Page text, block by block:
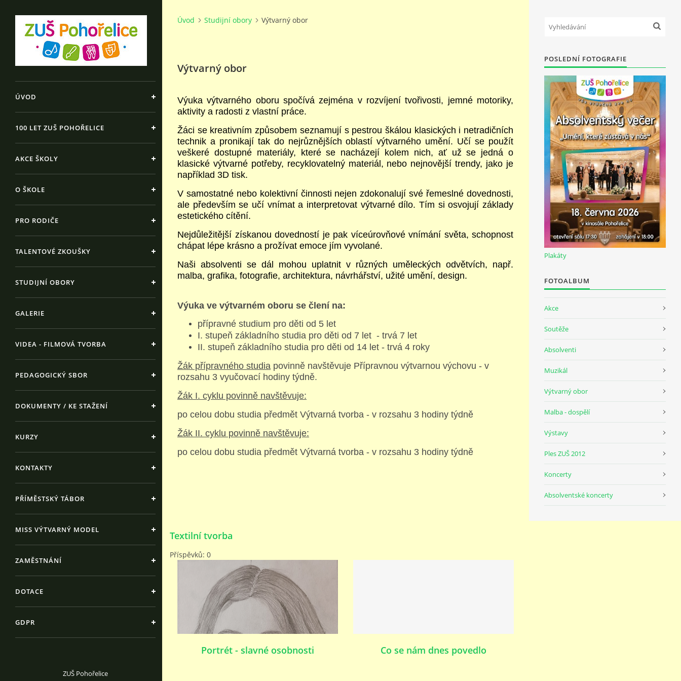
ÚVOD
100 LET ZUŠ POHOŘELICE
AKCE ŠKOLY
O ŠKOLE
PRO RODIČE
TALENTOVÉ ZKOUŠKY
STUDIJNÍ OBORY
GALERIE
VIDEA - FILMOVÁ TVORBA
PEDAGOGICKÝ SBOR
DOKUMENTY / KE STAŽENÍ
KURZY
KONTAKTY
PŘÍMĚSTSKÝ TÁBOR
MISS VÝTVARNÝ MODEL
ZAMĚSTNÁNÍ
DOTACE
GDPR
ZUŠ Pohořelice
Úvod Studijní obory Výtvarný obor
Výtvarný obor
Výuka výtvarného oboru spočívá zejména v rozvíjení tvořivosti, jemné motoriky,
aktivity a radosti z vlastní práce.
Žáci se kreativním způsobem seznamují s pestrou škálou klasických i netradičních
technik a pronikají tak do nejrůznějších oblastí výtvarného umění. Učí se použít
veškeré dostupné materiály, které se nacházejí kolem nich, ať už se jedná o
klasické výtvarné potřeby, recyklovatelný materiál, nebo nejnovější trendy, jako je
například 3D tisk.
V samostatné nebo kolektivní činnosti nejen zdokonalují své řemeslné dovednosti,
ale především se učí vnímat a interpretovat výtvarné dílo. Tím si osvojují základy
estetického cítění.
Nejdůležitější získanou dovedností je pak víceúrovňové vnímání světa, schopnost
chápat lépe krásno a prožívat emoce jím vyvolané.
Naši absolventi se dál mohou uplatnit v různých uměleckých odvětvích, např.
malba, grafika, fotografie, architektura, návrhářství, užité umění, design.
Výuka ve výtvarném oboru se člení na:
přípravné studium pro děti od 5 let
I. stupeň základního studia pro děti od 7 let - trvá 7 let
II. stupeň základního studia pro děti od 14 let - trvá 4 roky
Žák přípravného studia povinně navštěvuje Přípravnou výtvarnou výchovu - v
rozsahu 3 vyučovací hodiny týdně.
Žák I. cyklu povinně navštěvuje:
po celou dobu studia předmět Výtvarná tvorba - v rozsahu 3 hodiny týdně
Žák II. cyklu povinně navštěvuje:
po celou dobu studia předmět Výtvarná tvorba - v rozsahu 3 hodiny týdně
Textilní tvorba
Příspěvků: 0
Portrét - slavné osobnosti Co se nám dnes povedlo
POSLEDNÍ FOTOGRAFIE
Plakáty
FOTOALBUM
Akce
Soutěže
Absolventi
Muzikál
Výtvarný obor
Malba - dospělí
Výstavy
Ples ZUŠ 2012
Koncerty
Absolventské koncerty